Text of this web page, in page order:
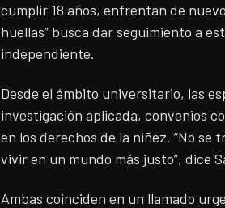
cumplir 18 años, enfrentan de
huellas” busca dar seguimiento a
independiente.
Desde el ámbito universitario, las
investigación aplicada, convenios
en los derechos de la niñez. “No se
vivir en un mundo más justo”, dice
Ambas coinciden en un llamado